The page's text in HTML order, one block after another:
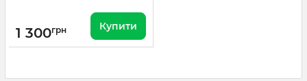
1 300грн Купити